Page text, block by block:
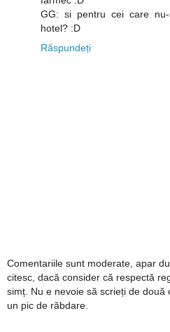
GG: si pentru cei care
hotel? :D
Răspundeți
Comentariile sunt moderate, apar
citesc, dacă consider că respectă
simț. Nu e nevoie să scrieți de două
un pic de răbdare.